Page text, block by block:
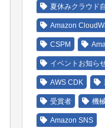
夏休みクラウド
Amazon
CSPM
イベントお知ら
AWS CDK
受賞者 機
Amazon SNS